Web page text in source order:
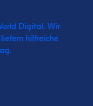
Digital. Wir
hilfreiche